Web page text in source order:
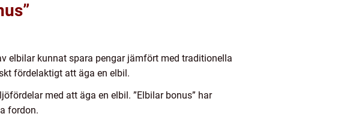
elbilar kunnat spara pengar jämfört med traditionella
fördelaktigt att äga en elbil.
med att äga en elbil. ”Elbilar bonus” har
fordon.